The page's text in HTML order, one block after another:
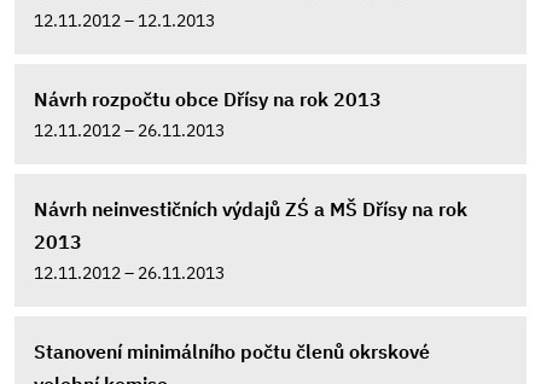
12.11.2012 – 12.1.2013
Návrh rozpočtu obce Dřísy na rok 2013
12.11.2012 – 26.11.2013
Návrh neinvestičních výdajů ZŚ a MŠ Dřísy na rok
2013
12.11.2012 – 26.11.2013
Stanovení minimálního počtu členů okrskové